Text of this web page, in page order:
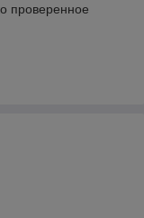
проверенное